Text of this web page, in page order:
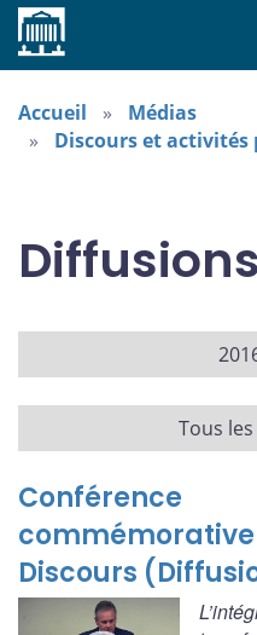
Accueil
Accueil
Médias
Discours et activités
Diffusions
Tous
Conférence
commémorative
Discours